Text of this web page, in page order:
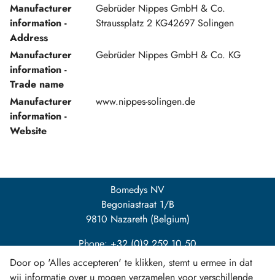
Manufacturer
information -
Address
Gebrüder Nippes GmbH & Co.
Straussplatz 2 KG42697 Solingen
Manufacturer
information -
Trade name
Gebrüder Nippes GmbH & Co. KG
Manufacturer
information -
Website
www.nippes-solingen.de
Bomedys NV
Begoniastraat 1/B
9810 Nazareth (Belgium)
Phone: +32 (0)9 259 10 50
info@bomedys.be
Door op 'Alles accepteren' te klikken, stemt u ermee in dat
wij informatie over u mogen verzamelen voor verschillende